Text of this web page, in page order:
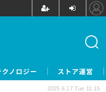
クノロジー ストア運営
2025.6.17 Tue 11:15